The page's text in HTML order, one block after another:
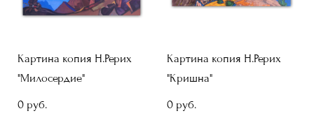
Картина копия Н.Рерих
"Милосердие"
0 pуб.
Картина копия Н.Рерих
"Кришна"
0 pуб.